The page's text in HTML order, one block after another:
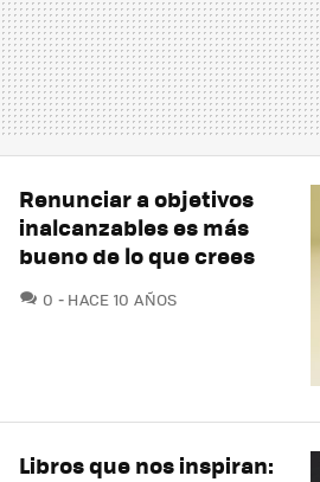
Renunciar a objetivos
inalcanzables es más
bueno de lo que crees
0 COMENTARIOS
HACE 10 AÑOS
Libros que nos inspiran: